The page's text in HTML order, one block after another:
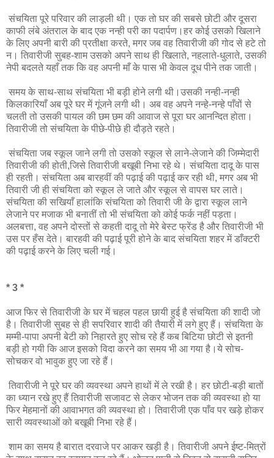
संचयिता पूरे परिवार की लाड़ली थी। एक तो घर की सबसे छोटी और दूसरा
काफी लंबे अंतराल के बाद एक नन्ही परी का पदार्पण।हर कोई उसको खिलाने
के लिए अपनी बारी की प्रतीक्षा करते, मगर जब वह तिवारीजी की गोद से हटे तो
न। तिवारीजी सुबह-शाम उसको अपने साथ ही खिलाते, नहलाते-धुलाते, उसकी
नेपी बदलते यहाँ तक कि वह अपनी माँ के पास भी केवल दूध पीने तक जाती।
समय के साथ-साथ संचयिता भी बड़ी होने लगी थी।उसकी नन्ही-नन्ही
किलकारियाँ अब पूरे घर में गूंजने लगी थी। अब वह अपने नन्हे-नन्हे पाँवों से
चलती तो उसकी पायल की छम छम की आवाज से पूरा घर आनन्दित होता।
तिवारीजी तो संचयिता के पीछे-पीछे ही दौड़ते रहते।
संचयिता जब स्कूल जाने लगी तो उसको स्कूल से लाने-लेजाने की जिम्मेदारी
तिवारीजी की होती,जिसे तिवारीजी बखूबी निभा रहे थे। संचयिता दादू के पास
ही रहती। संचयिता अब बारहवीं की पढ़ाई की पढ़ाई कर रही थी, मगर अब भी
तिवारी जी ही संचयिता को स्कूल ले जाते और स्कूल से वापस घर लाते।
संचयिता की सखियाँ हालांकि संचयिता को तिवारी जी के द्वारा स्कूल लाने
लेजाने पर मजाक भी बनातीं तो भी संचयिता को कोई फर्क नहीं पड़ता।
अलबत्ता, वह अपने दोस्तों से कहती दादू तो मेरे बेस्ट फ्रेंड है और तिवारीजी भी
उस पर हँस देते। बारहवी की पढ़ाई पूरी होने के बाद संचयिता शहर में डाँक्टरी
की पढ़ाई करने के लिए चली गई।
* 3 *
आज फिर से तिवारीजी के घर में चहल पहल छायी हुई है संचयिता की शादी जो
है। तिवारीजी सुबह से ही सपरिवार शादी की तैयारी में लगे हुए हैं। संचयिता के
मम्मी-पापा अपनी बेटी को निहारते हुए सोच रहे हैं कब बिटिया छोटी से इतनी
बड़ी हो गयी कि आज इसको विदा करने का समय भी आ गया है।ये सोच-
सोचकर वो भावुक हुए जा रहे हैं।
तिवारीजी ने पूरे घर की व्यवस्था अपने हाथों में ले रखी है। हर छोटी-बड़ी बातों
का ध्यान रखे हुए हैं तिवारीजी सजावट से लेकर भोजन तक की व्यवस्था हो या
फिर मेहमानों की आवाभगत की व्यवस्था हो। तिवारीजी एक पाँव पर खड़े होकर
सारी व्यवस्थाओं को बखूबी निभा रहे हैं।
शाम का समय है बारात दरवाजे पर आकर खड़ी है। तिवारीजी अपने ईष्ट-मित्रों